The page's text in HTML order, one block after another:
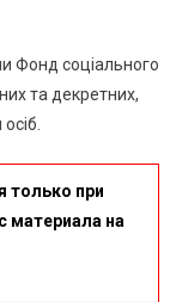
Фонд соціального
та декретних,
только при
материала на